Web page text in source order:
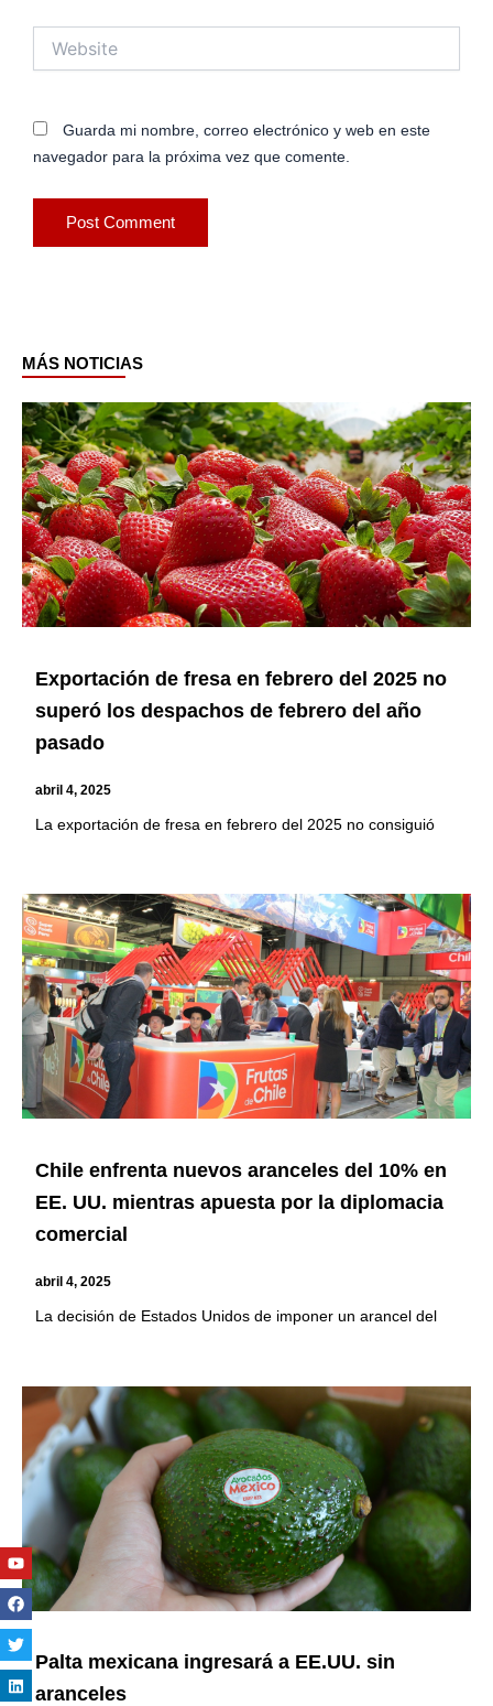
Guarda mi nombre, correo electrónico y web en este
navegador para la próxima vez que comente.
MÁS NOTICIAS
Exportación de fresa en febrero del 2025 no
superó los despachos de febrero del año
pasado
abril 4, 2025
La exportación de fresa en febrero del 2025 no consiguió
Chile enfrenta nuevos aranceles del 10% en
EE. UU. mientras apuesta por la diplomacia
comercial
abril 4, 2025
La decisión de Estados Unidos de imponer un arancel del
Palta mexicana ingresará a EE.UU. sin
aranceles
Page PagePagePagePage
Youtube
Facebook
Twitter
Linkedin
Instagram